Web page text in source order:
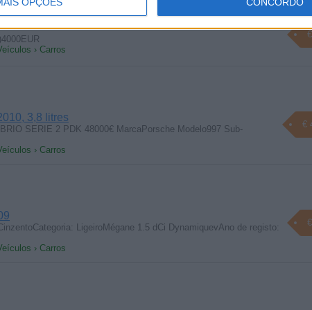
› Carros
3,8 litres
€
SERIE 2 PDK 48000€ MarcaPorsche Modelo997 Sub-
› Carros
LigeiroMégane 1.5 dCi DynamiquevAno de registo:
› Carros